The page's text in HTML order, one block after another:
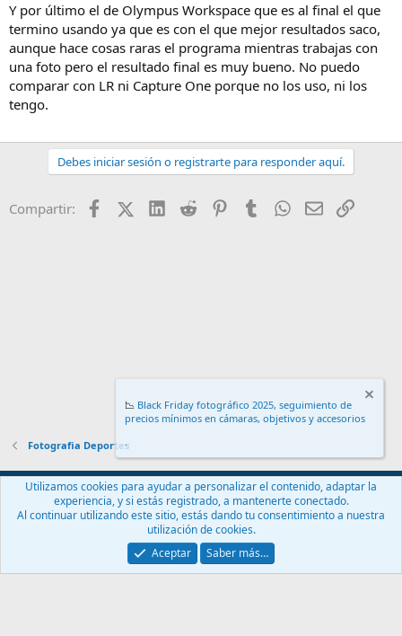
Y por último el de Olympus Workspace que es al final el que
termino usando ya que es con el que mejor resultados saco,
aunque hace cosas raras el programa mientras trabajas con
una foto pero el resultado final es muy bueno. No puedo
comparar con LR ni Capture One porque no los uso, ni los
tengo.
Debes iniciar sesión o registrarte para responder aquí.
Compartir: FacebookX (Twitter)
LinkedIn
Reddit PinterestTumblr WhatsApp
EmailEnlace
Fotografia Deportes
Español (ES)
Contáctanos
Términos y reglas Política de privacidad
Ayuda
Community platform by XenForo® © 2010-2024 XenForo Ltd.
📉 Black Friday fotográfico 2025, seguimiento de
precios mínimos en cámaras, objetivos y accesorios
.
Utilizamos cookies para ayudar a personalizar el contenido, adaptar la
experiencia, y si estás registrado, a mantenerte conectado.
Al continuar utilizando este sitio, estás dando tu consentimiento a nuestra
utilización de cookies.
Aceptar
Saber más…